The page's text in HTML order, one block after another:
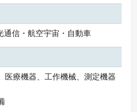
通信・航空宇宙・自動車
医療機器、工作機械、測定機器